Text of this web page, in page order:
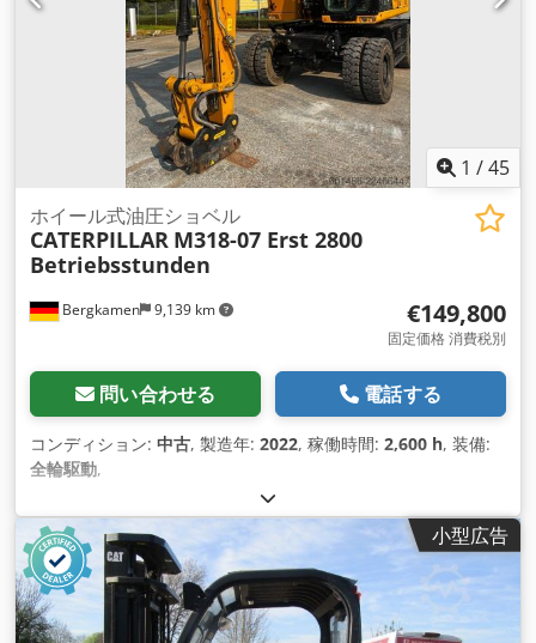
1 /45
Bergkamen 9,139 km
ホイール式油圧ショベル
CATERPILLAR M318-07 Erst 2800
Betriebsstunden
€149,800
固定価格 消費税別
問い合わせる 電話する
コンディション: 中古, 製造年: 2022, 稼働時間: 2,600 h, 装備:
全輪駆動,
小型広告